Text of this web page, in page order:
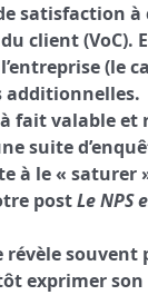
satisfaction
client
(le
additionnelles.
à fait valable
suite
à le «
postLe NPS
révèle
exprimer